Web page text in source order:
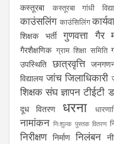
कस्तूरबा
कस्तूरबा गांधी
काउंसलिंग काउंसिलिंग
शिक्षक भर्ती
गुणवत्ता गैर
गैरशैक्षणिक ग्राम शिक्षा समिति
उपस्थिति छात्रवृत्ति
विद्यालय जांच जिलाधिकारी
शिक्षक संघ ज्ञापन टीईटी
दूध वितरण
धरना
नामांकन निःशुल्क पुस्तक वितरण
निरीक्षण निर्माण निलंबन